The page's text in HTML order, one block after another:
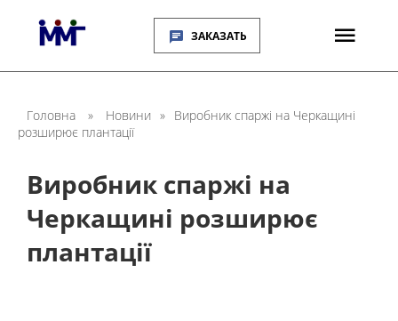
ЗАКАЗАТЬ
Головна » Новини » Виробник спаржі на Черкащині
розширює плантації
Виробник спаржі на
Черкащині розширює
плантації